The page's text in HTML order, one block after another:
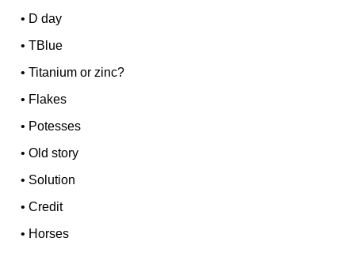
• D day
•TBlue
•Titanium or zinc?
• Flakes
• Potesses
•Old story
• Solution
•Credit
• Horses